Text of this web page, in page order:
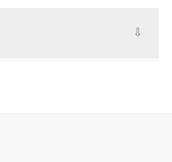
za prozor. Uz ukrase
možete